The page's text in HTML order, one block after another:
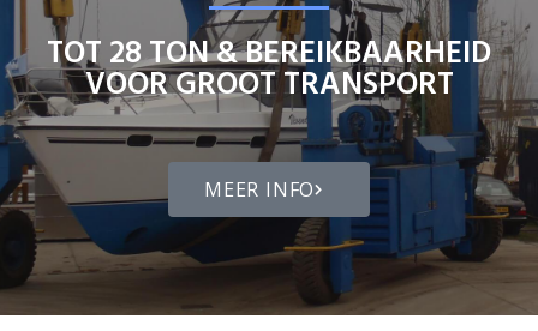
TOT 28 TON & BEREIKBAARHEID
VOOR GROOT TRANSPORT
MEER INFO